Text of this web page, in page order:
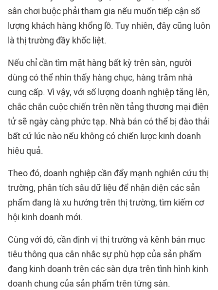
sân chơi buộc phải tham gia nếu muốn tiếp cận số
lượng khách hàng khổng lồ. Tuy nhiên, đây cũng luôn
là thị trường đầy khốc liệt.
Nếu chỉ cần tìm mặt hàng bất kỳ trên sàn, người
dùng có thể nhìn thấy hàng chục, hàng trăm nhà
cung cấp. Vì vậy, với số lượng doanh nghiệp tăng lên,
chắc chắn cuộc chiến trên nền tảng thương mại điện
tử sẽ ngày càng phức tạp. Nhà bán có thể bị đào thải
bất cứ lúc nào nếu không có chiến lược kinh doanh
hiệu quả.
Theo đó, doanh nghiệp cần đẩy mạnh nghiên cứu thị
trường, phân tích sâu dữ liệu để nhận diện các sản
phẩm đang là xu hướng trên thị trường, tìm kiếm cơ
hội kinh doanh mới.
Cùng với đó, cần định vị thị trường và kênh bán mục
tiêu thông qua cân nhắc sự phù hợp của sản phẩm
đang kinh doanh trên các sàn dựa trên tình hình kinh
doanh chung của sản phẩm trên từng sàn.